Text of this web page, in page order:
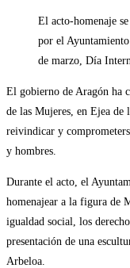
entrada:
la
entrada:
El acto-homenaje
por el
de marzo, Día
El gobierno de Aragón ha
de las Mujeres, en Ejea de
reivindicar y
y hombres.
Durante el acto, el
homenajear a la figura de
igualdad social, los
presentación de una
Arbeloa.